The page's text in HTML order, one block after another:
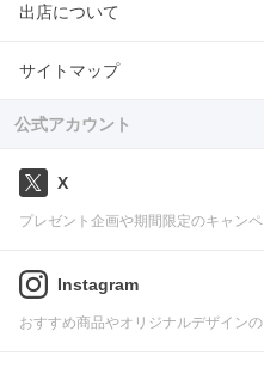
出店について
サイトマップ
公式アカウント
X
プレゼント企画や期間限定のキャン
Instagram
おすすめ商品やオリジナルデザイン